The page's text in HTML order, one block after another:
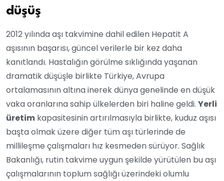
düşüş
2012 yılında aşı takvimine dahil edilen Hepatit A
aşısının başarısı, güncel verilerle bir kez daha
kanıtlandı. Hastalığın görülme sıklığında yaşanan
dramatik düşüşle birlikte Türkiye, Avrupa
ortalamasının altına inerek dünya genelinde en düşük
vaka oranlarına sahip ülkelerden biri haline geldi. Yerli
üretim kapasitesinin artırılmasıyla birlikte, kuduz aşısı
başta olmak üzere diğer tüm aşı türlerinde de
millileşme çalışmaları hız kesmeden sürüyor. Sağlık
Bakanlığı, rutin takvime uygun şekilde yürütülen bu aşı
çalışmalarının toplum sağlığı üzerindeki olumlu